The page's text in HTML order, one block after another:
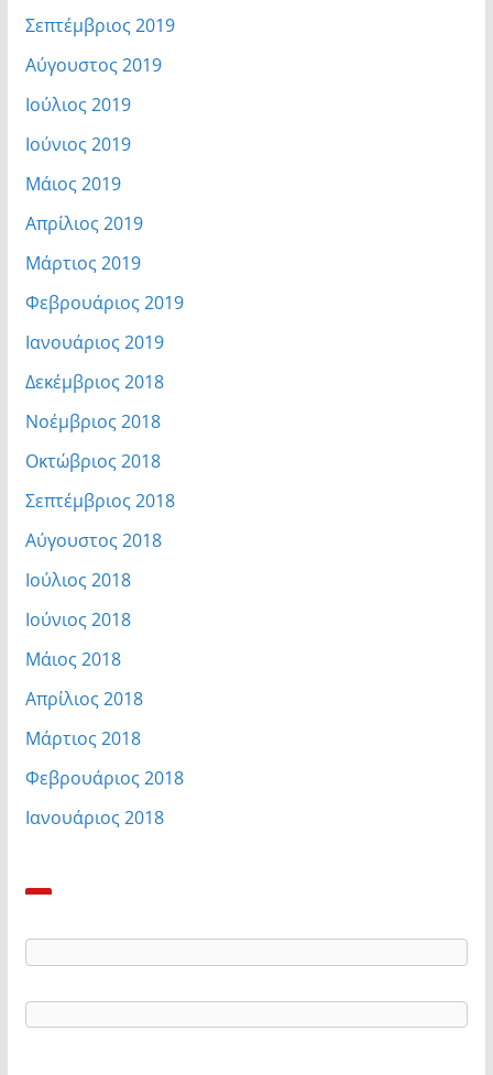
Σεπτέμβριος 2019
Αύγουστος 2019
Ιούλιος 2019
Ιούνιος 2019
Μάιος 2019
Απρίλιος 2019
Μάρτιος 2019
Φεβρουάριος 2019
Ιανουάριος 2019
Δεκέμβριος 2018
Νοέμβριος 2018
Οκτώβριος 2018
Σεπτέμβριος 2018
Αύγουστος 2018
Ιούλιος 2018
Ιούνιος 2018
Μάιος 2018
Απρίλιος 2018
Μάρτιος 2018
Φεβρουάριος 2018
Ιανουάριος 2018